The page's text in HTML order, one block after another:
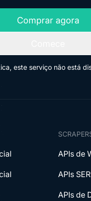
Comprar agora
este serviço não está
APIs de
APIs
APIs de